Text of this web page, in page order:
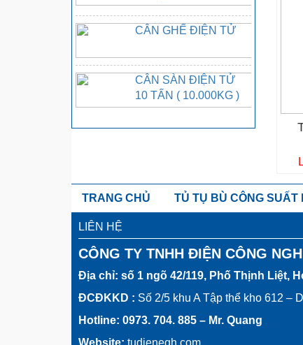
CÂN GHẾ ĐIỆN TỬ
CÂN SÀN ĐIỆN TỬ
10 TẤN ( 10.000KG )
TRANG CHỦ TỦ TỤ BÙ CÔNG SUẤT
LIÊN HỆ
CÔNG TY TNHH ĐIỆN CÔNG
Địa chỉ: số 1 ngõ 42/119, Phố Thịnh Liệt,
ĐCĐKKD : Số 2/5 khu A Tập thể kho 612 –
Hotline: 0973. 704. 885 – Mr. Quang
Website: tudieneqh.com